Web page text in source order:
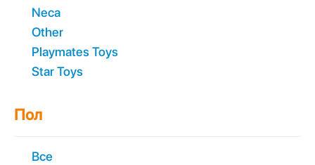
Neca
Other
Playmates Toys
Star Toys
Пол
Все